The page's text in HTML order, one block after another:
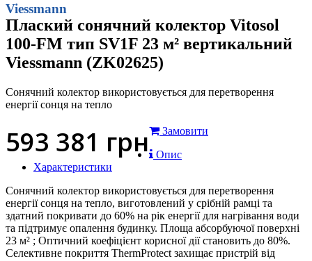
Viessmann
Плаский сонячний колектор Vitosol
100-FM тип SV1F 23 м² вертикальний
Viessmann (ZK02625)
Сонячний колектор використовується для перетворення
енергії сонця на тепло
593 381 грн
Замовити
Опис
Характеристики
Сонячний колектор використовується для перетворення
енергії сонця на тепло, виготовлений у срібній рамці та
здатний покривати до 60% на рік енергії для нагрівання води
та підтримує опалення будинку. Площа абсорбуючої поверхні
23 м² ; Оптичний коефіцієнт корисної дії становить до 80%.
Селективне покриття ThermProtect захищає пристрій від